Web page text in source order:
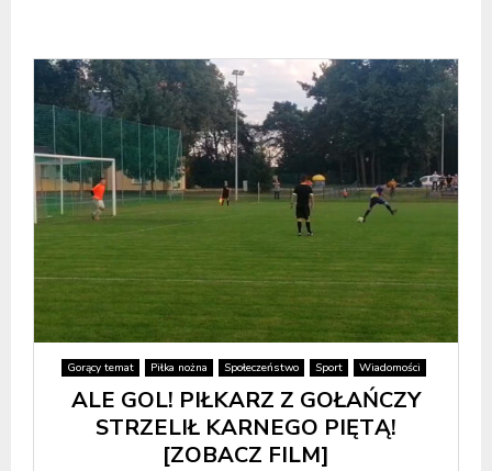
Gorący temat Piłka nożna Społeczeństwo Sport Wiadomości
ALE GOL! PIŁKARZ Z GOŁAŃCZY
STRZELIŁ KARNEGO PIĘTĄ!
[ZOBACZ FILM]